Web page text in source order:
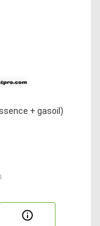
+ gasoil)